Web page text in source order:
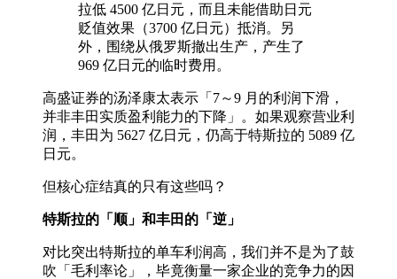
拉低 4500 亿日元，而且未能借助日元
贬值效果（3700 亿日元）抵消。另
外，围绕从俄罗斯撤出生产，产生了
969 亿日元的临时费用。
高盛证券的汤泽康太表示「7～9 月的利润下滑，
并非丰田实质盈利能力的下降」。如果观察营业利
润，丰田为 5627 亿日元，仍高于特斯拉的 5089 亿
日元。
但核心症结真的只有这些吗？
特斯拉的「顺」和丰田的「逆」
对比突出特斯拉的单车利润高，我们并不是为了鼓
吹「毛利率论」，毕竟衡量一家企业的竞争力的因